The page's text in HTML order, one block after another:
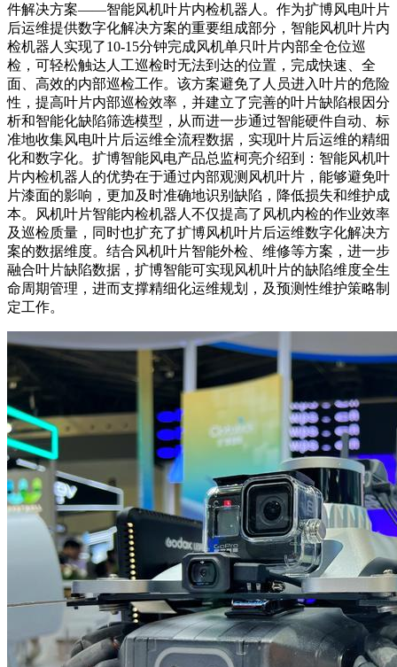
件解决方案——智能风机叶片内检机器人。作为扩博风电叶片
后运维提供数字化解决方案的重要组成部分，智能风机叶片内
检机器人实现了10-15分钟完成风机单只叶片内部全仓位巡
检，可轻松触达人工巡检时无法到达的位置，完成快速、全
面、高效的内部巡检工作。该方案避免了人员进入叶片的危险
性，提高叶片内部巡检效率，并建立了完善的叶片缺陷根因分
析和智能化缺陷筛选模型，从而进一步通过智能硬件自动、标
准地收集风电叶片后运维全流程数据，实现叶片后运维的精细
化和数字化。扩博智能风电产品总监柯亮介绍到：智能风机叶
片内检机器人的优势在于通过内部观测风机叶片，能够避免叶
片漆面的影响，更加及时准确地识别缺陷，降低损失和维护成
本。风机叶片智能内检机器人不仅提高了风机内检的作业效率
及巡检质量，同时也扩充了扩博风机叶片后运维数字化解决方
案的数据维度。结合风机叶片智能外检、维修等方案，进一步
融合叶片缺陷数据，扩博智能可实现风机叶片的缺陷维度全生
命周期管理，进而支撑精细化运维规划，及预测性维护策略制
定工作。